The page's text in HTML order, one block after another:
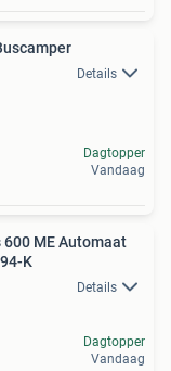
Details
Dagtopper
Vandaag
600 ME Automaat
K
Details
Dagtopper
Vandaag